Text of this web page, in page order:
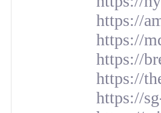
https://
https://
https://
https://
https://